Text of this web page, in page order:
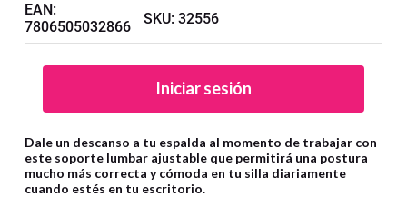
EAN:
7806505032866
SKU:32556
Iniciar sesión
Dale un descanso a tu espalda al momento de trabajar con
este soporte lumbar ajustable que permitirá una postura
mucho más correcta y cómoda en tu silla diariamente
cuando estés en tu escritorio.
9. carpetas
10. lapiz